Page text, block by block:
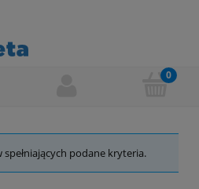
podane kryteria.